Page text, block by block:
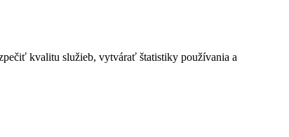
kvalitu služieb, vytvárať štatistiky používania a